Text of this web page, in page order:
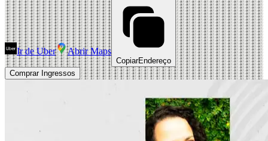
Ir de Uber Abrir Maps
CopiarEndereço
Comprar Ingressos